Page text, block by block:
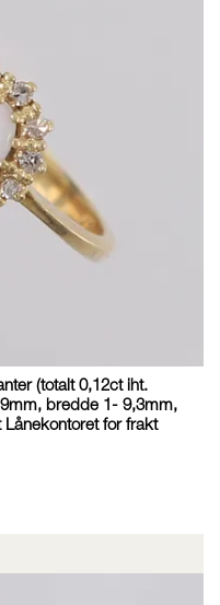
(totalt 0,12ct iht.
bredde 1- 9,3mm,
Lånekontoret for frakt